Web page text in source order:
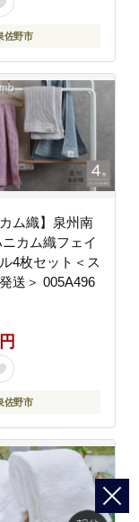
佐野市
カム織】泉州南
カム織フェイ
4枚セット＜ス
送＞ 005A496
佐野市